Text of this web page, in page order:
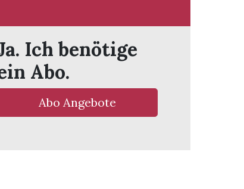
Ich benötige
Abo.
Abo Angebote